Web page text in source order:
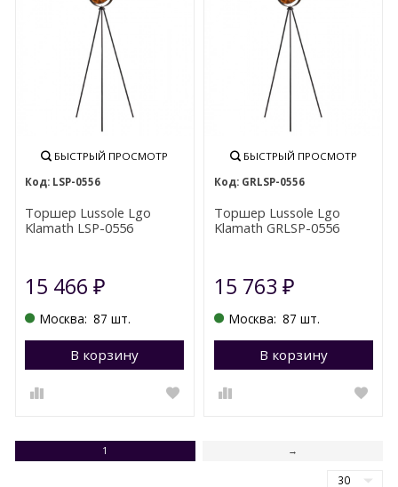
БЫСТРЫЙ ПРОСМОТР
LSP-0556
Торшер Lussole Lgo
Klamath LSP-0556
15 466₽
Москва: 87 шт.
В корзину Перейти в корзину
БЫСТРЫЙ ПРОСМОТР
GRLSP-0556
Торшер Lussole Lgo
Klamath GRLSP-0556
15 763 ₽
Москва: 87 шт.
В корзину
1 →